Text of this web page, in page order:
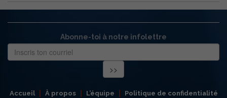
Abonne-toi à notre infolettre
Accueil À propos L’équipe
Politique de confidentialité